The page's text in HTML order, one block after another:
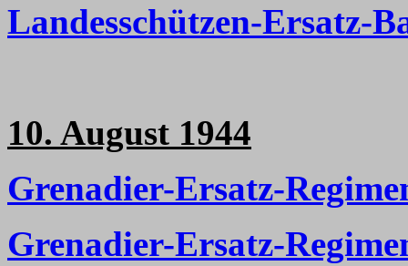
Landesschützen-Ersatz-
10. August 1944
Grenadier-Ersatz-
Grenadier-Ersatz-